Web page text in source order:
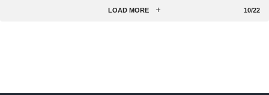
LOAD MORE 10/22